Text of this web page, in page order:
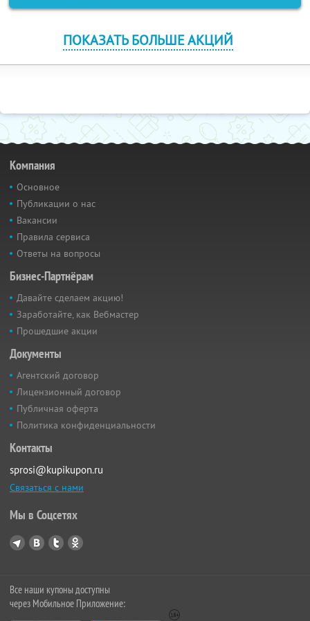
ПОКАЗАТЬ БОЛЬШЕ АКЦИЙ
Компания
Основное
Публикации о нас
Вакансии
Правила сервиса
Ответы на вопросы
Бизнес-Партнёрам
Давайте сделаем акцию!
Заработайте, как Вебмастер
Прошедшие акции
Документы
Агентский договор
Лицензионный договор
Публичная оферта
Политика конфиденциальности
Контакты
sprosi@kupikupon.ru
Связаться с нами
Мы в Соцсетях
Все наши купоны доступны
через Мобильное Приложение: